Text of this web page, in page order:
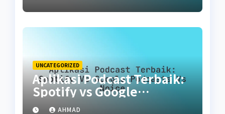
UNCATEGORIZED
Aplikasi Podcast Terbaik:
Spotify vs Google
Podcasts vs Noice
AHMAD